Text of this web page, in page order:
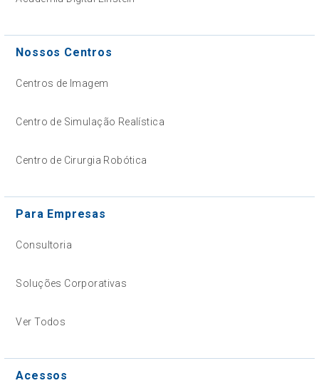
Nossos Centros
Centros de Imagem
Centro de Simulação Realística
Centro de Cirurgia Robótica
Para Empresas
Consultoria
Soluções Corporativas
Ver Todos
Acessos